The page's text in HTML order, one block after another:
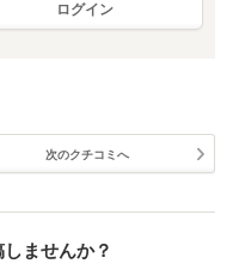
ログイン
次のクチコミへ
ませんか？